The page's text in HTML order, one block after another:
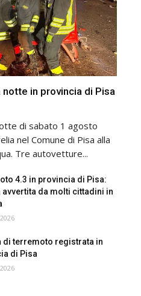
in provincia di Pisa
di sabato 1 agosto
nel Comune di Pisa alla
Tre autovetture...
4.3 in provincia di Pisa:
avvertita da molti cittadini in
di terremoto registrata in
di Pisa